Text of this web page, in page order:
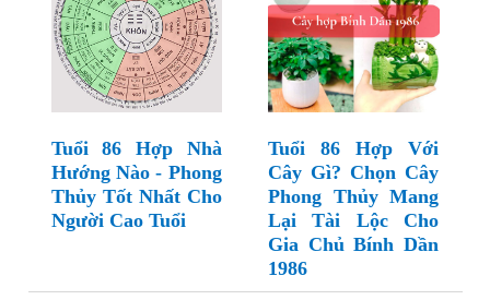
Tuổi 86 Hợp Nhà
Hướng Nào - Phong
Thủy Tốt Nhất Cho
Người Cao Tuổi
Tuổi 86 Hợp Với
Cây Gì? Chọn Cây
Phong Thủy Mang
Lại Tài Lộc Cho
Gia Chủ Bính Dần
1986